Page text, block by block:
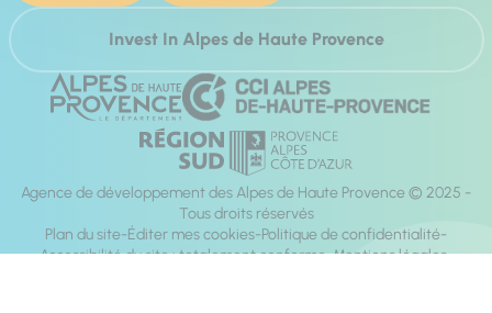
Invest In Alpes de Haute Provence
Agence de développement des Alpes de Haute Provence © 2025 -
Tous droits réservés
Plan du site Éditer mes cookies Politique de confidentialité
Accessibilité du site : totalement conforme Mentions légales